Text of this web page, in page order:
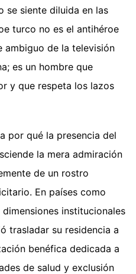
se siente diluida en las
turco no es el antihéroe
ambiguo de la televisión
es un hombre que
y que respeta los lazos
por qué la presencia del
la mera admiración
de un rostro
En países como
institucionales
trasladar su residencia a
benéfica dedicada a
de salud y exclusión